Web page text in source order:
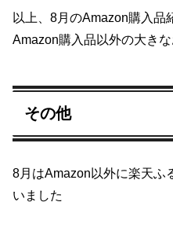
以上、8月のAmazon購入品
Amazon購入品以外の大き
その他
8月はAmazon以外に楽天ふ
いました